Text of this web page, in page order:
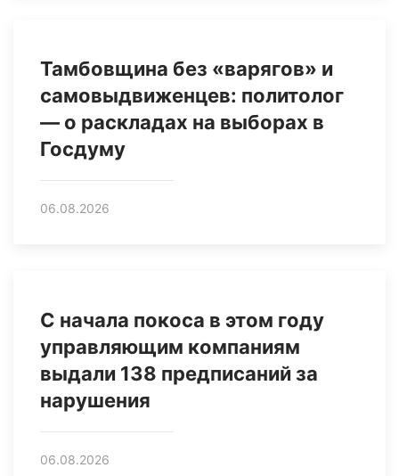
Тамбовщина без «варягов» и
самовыдвиженцев: политолог
— о раскладах на выборах в
Госдуму
06.08.2026
С начала покоса в этом году
управляющим компаниям
выдали 138 предписаний за
нарушения
06.08.2026